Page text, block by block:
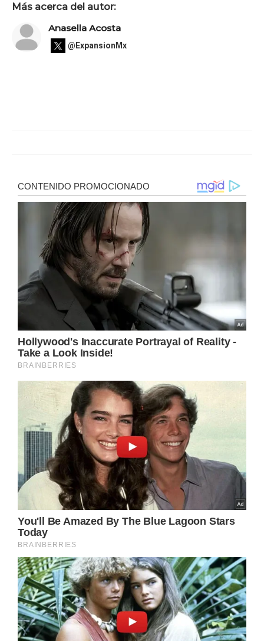
Más acerca del autor:
Anasella Acosta
@ExpansionMx